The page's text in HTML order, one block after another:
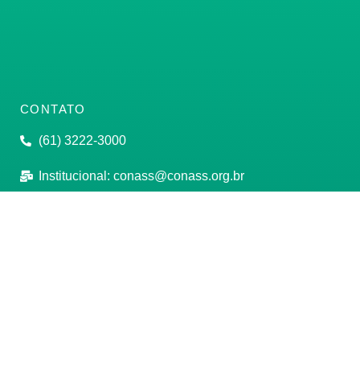
CONTATO
(61) 3222-3000
Institucional: conass@conass.org.br